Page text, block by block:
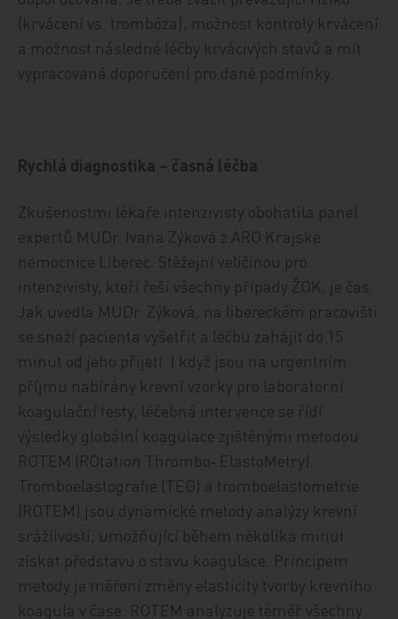
(krvácení vs. trombóza), možnost kontroly krvácení
a možnost následné léčby krvácivých stavů a mít
vypracovaná doporučení pro dané podmínky.
Rychlá diagnostika – časná léčba
Zkušenostmi lékaře intenzivisty obohatila panel
expertů MUDr. Ivana Zýková z ARO Krajské
nemocnice Liberec. Stěžejní veličinou pro
intenzivisty, kteří řeší všechny případy ŽOK, je čas.
Jak uvedla MUDr. Zýková, na libereckém pracovišti
se snaží pacienta vyšetřit a léčbu zahájit do 15
minut od jeho přijetí. I když jsou na urgentním
příjmu nabírány krevní vzorky pro laboratorní
koagulační testy, léčebná intervence se řídí
výsledky globální koagulace zjištěnými metodou
ROTEM (ROtation Thrombo‑ ElastoMetry).
Tromboelastografie (TEG) a tromboelastometrie
(ROTEM) jsou dynamické metody analýzy krevní
srážlivosti, umožňující během několika minut
získat představu o stavu koagulace. Principem
metody je měření změny elasticity tvorby krevního
koagula v čase. ROTEM analyzuje téměř všechny